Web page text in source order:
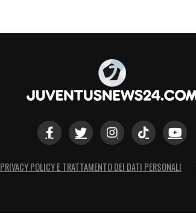
PRIVACY POLICY E TRATTAMENTO DEI DATI PERSONALI